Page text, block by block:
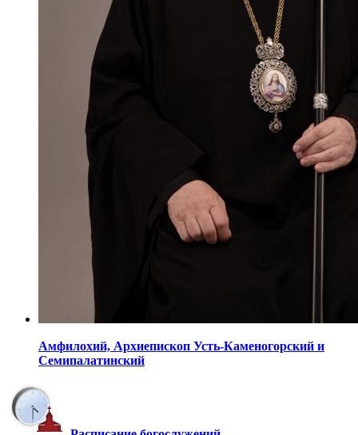
Амфилохий, Архиепископ Усть-Каменогорский и
Семипалатинский